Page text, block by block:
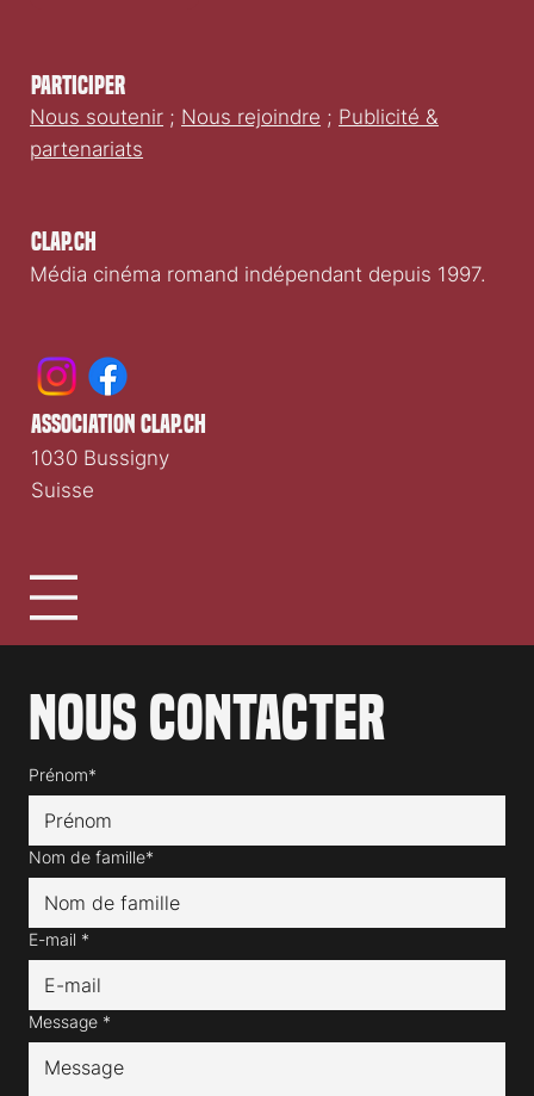
Clap.ch
Média cinéma romand indépendant depuis 1997.
Participer
Nous soutenir ; Nous rejoindre ; Publicité &
partenariats
Nous contacter
Prénom*
Nom de famille*
E-mail *
Message *
association clap.ch
1030 Bussigny
Suisse